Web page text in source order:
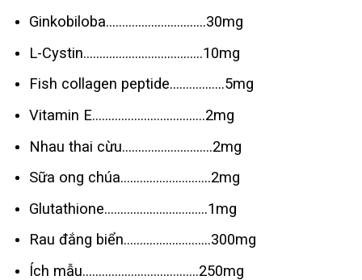
Ginkobiloba………………………….30mg
L-Cystin……………………………….10mg
Fish collagen peptide……………..5mg
Vitamin E……………………………..2mg
Nhau thai cừu……………………….2mg
Sữa ong chúa……………………….2mg
Glutathione…………………………..1mg
Rau đắng biển………………………300mg
Ích mẫu………………………………250mg